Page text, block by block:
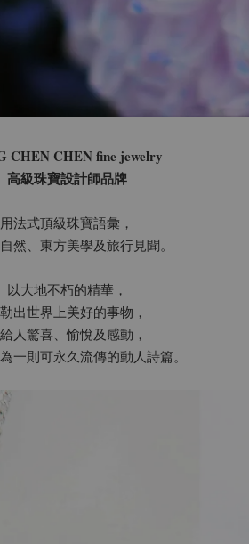
CHEN CHEN fine jewelry
高級珠寶設計師品牌
用法式頂級珠寶語彙，
然、東方美學及旅行見聞。
以大地不朽的精華，
出世界上美好的事物，
人驚喜、愉悅及感動，
一則可永久流傳的動人詩篇。